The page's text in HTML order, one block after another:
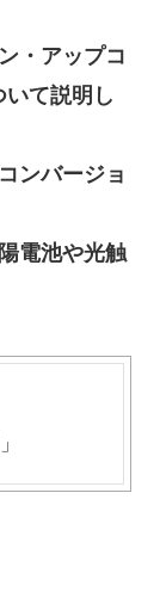
・アップコ
て説明し
ンバージョ
電池や光触